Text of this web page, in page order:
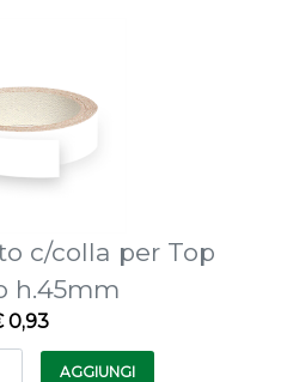
c/colla per Top
h.45mm
0,93
AGGIUNGI